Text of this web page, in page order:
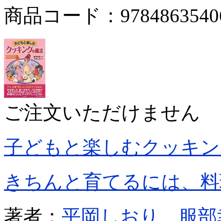
商品コード：
ご注文いただけません
子どもと楽しむクッキ
きちんと育てるには、
著者： 平岡しおり
服